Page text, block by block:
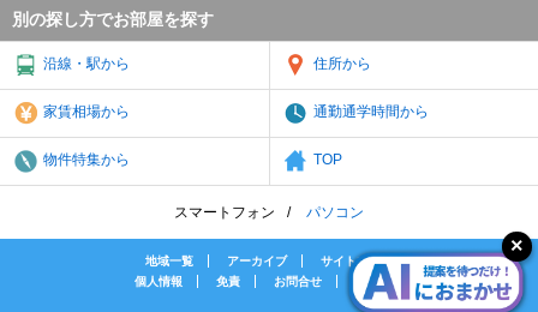
別の探し方でお部屋を探す
沿線・駅から 住所から
家賃相場から 通勤通学時間から
物件特集から TOP
スマートフォン パソコン
地域一覧 アーカイブ
サイトマップ
個人情報
免責 お問合せ 会社案内